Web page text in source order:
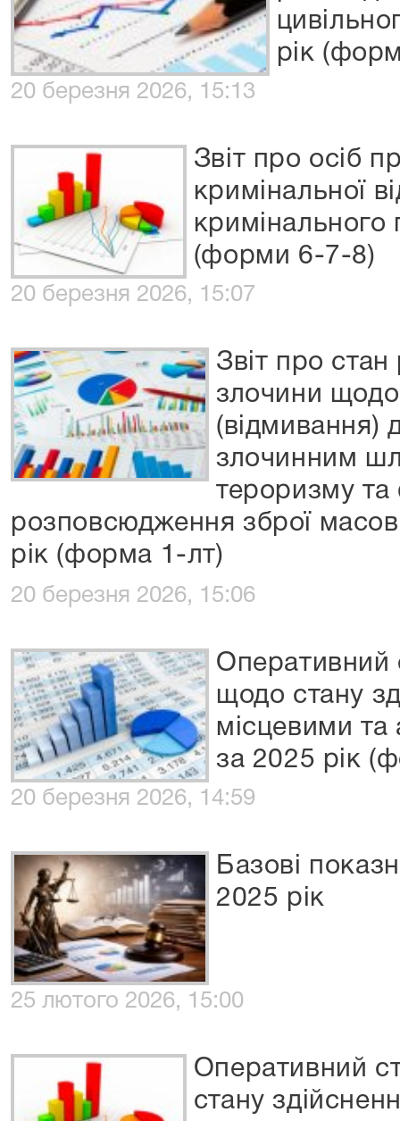
рік
20 березня 2026, 15:13
Звіт про осіб
кримінальної
кримінального
(форми 6-7-8)
20 березня 2026, 15:07
Звіт про
злочини щодо
(відмивання)
злочинним
тероризму та
розповсюдження зброї
рік (форма 1-лт)
20 березня 2026, 15:06
Оперативний
щодо стану
місцевими та
за 2025 рік
20 березня 2026, 14:59
Базові
2025 рік
25 лютого 2026, 15:00
Оперативний
стану